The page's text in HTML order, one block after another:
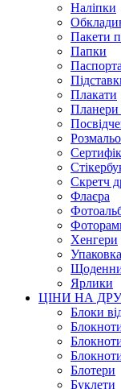
Наліпки
Пакети
Папки
Паспорта
Плакати
Планери
Скретч
Флаєра
Хенгери
Ярлики
ЦІНИ НА
Блоки
Блотери
Буклети